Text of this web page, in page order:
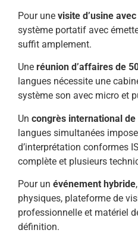
Pour une visite d’usine
système portatif avec
suffit amplement.
Une réunion d’affaires de
langues nécessite une
système son avec micro et
Un congrès international
langues simultanées
d’interprétation conformes
complète et plusieurs
Pour un événement hybride
physiques, plateforme de
professionnelle et matériel
définition.